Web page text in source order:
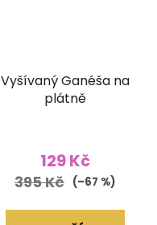
Vyšívaný Ganéša na
plátně
129 Kč
395 Kč (–67 %)